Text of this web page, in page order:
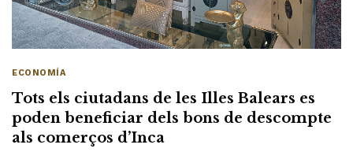
ECONOMÍA
Tots els ciutadans de les Illes Balears es
poden beneficiar dels bons de descompte
als comerços d’Inca